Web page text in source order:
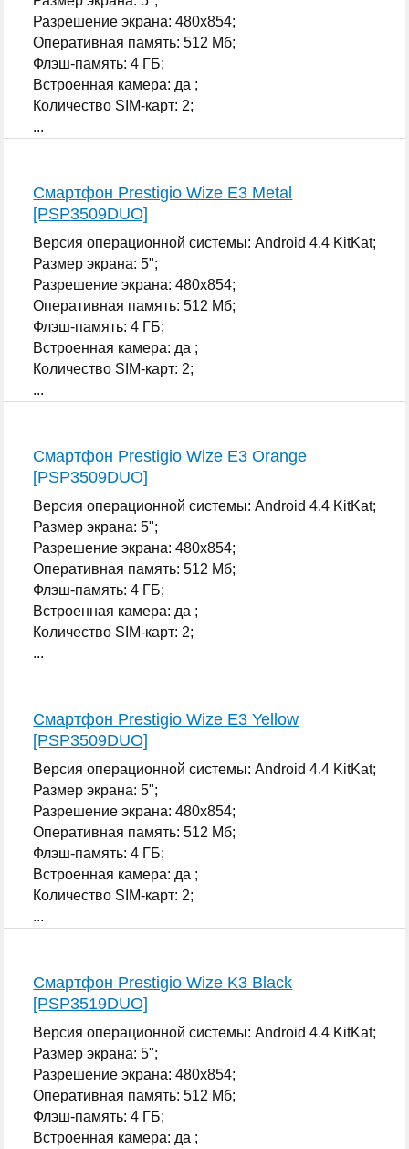
Разрешение экрана: 480x854;
Оперативная память: 512 Мб;
Флэш-память: 4 ГБ;
Встроенная камера: да ;
Количество SIM-карт: 2;
...
Смартфон Prestigio Wize E3 Metal
[PSP3509DUO]
Версия операционной системы: Android 4.4 KitKat;
Размер экрана: 5";
Разрешение экрана: 480x854;
Оперативная память: 512 Мб;
Флэш-память: 4 ГБ;
Встроенная камера: да ;
Количество SIM-карт: 2;
...
Смартфон Prestigio Wize E3 Orange
[PSP3509DUO]
Версия операционной системы: Android 4.4 KitKat;
Размер экрана: 5";
Разрешение экрана: 480x854;
Оперативная память: 512 Мб;
Флэш-память: 4 ГБ;
Встроенная камера: да ;
Количество SIM-карт: 2;
...
Смартфон Prestigio Wize E3 Yellow
[PSP3509DUO]
Версия операционной системы: Android 4.4 KitKat;
Размер экрана: 5";
Разрешение экрана: 480x854;
Оперативная память: 512 Мб;
Флэш-память: 4 ГБ;
Встроенная камера: да ;
Количество SIM-карт: 2;
...
Смартфон Prestigio Wize K3 Black
[PSP3519DUO]
Версия операционной системы: Android 4.4 KitKat;
Размер экрана: 5";
Разрешение экрана: 480x854;
Оперативная память: 512 Мб;
Флэш-память: 4 ГБ;
Встроенная камера: да ;